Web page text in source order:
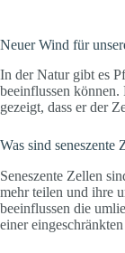
Neuer Wind für
In der Natur gibt es
beeinflussen
gezeigt, dass er der
Was sind seneszente
Seneszente Zellen
mehr teilen und ihre
beeinflussen die
einer